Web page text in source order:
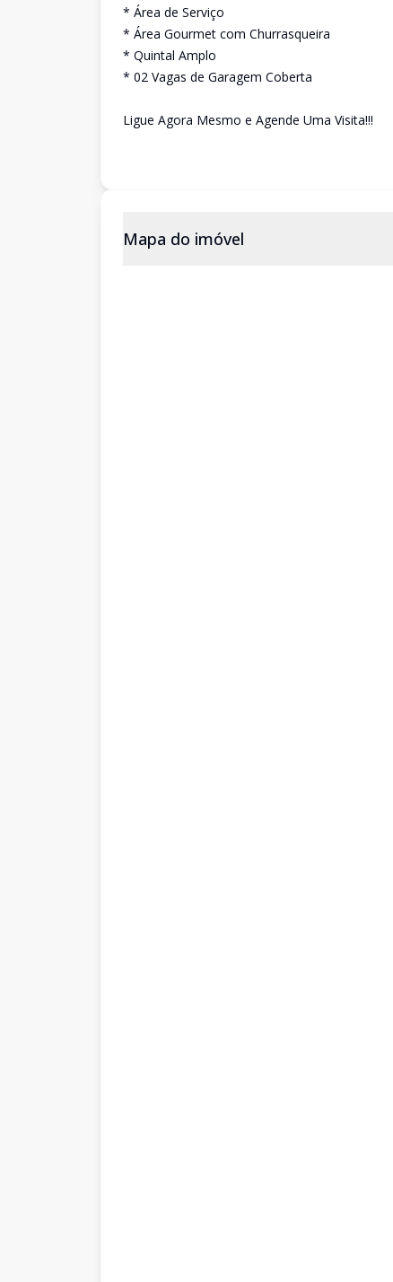
* Área de Serviço
* Área Gourmet com Churrasqueira
* Quintal Amplo
* 02 Vagas de Garagem Coberta
Ligue Agora Mesmo e Agende Uma Visita!!!
Mapa do imóvel